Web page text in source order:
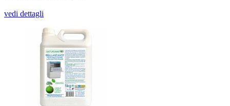
vedi dettagli